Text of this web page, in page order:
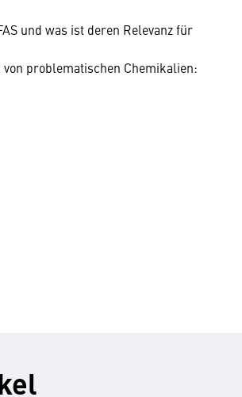
und was ist deren Relevanz für
problematischen Chemikalien: